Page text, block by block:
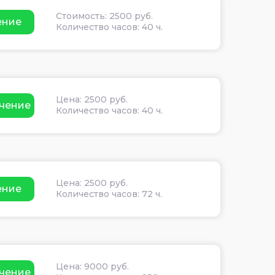
Стоимость: 2500 руб.
Количество часов: 40 ч.
Цена: 2500 руб.
Количество часов: 40 ч.
Цена: 2500 руб.
Количество часов: 72 ч.
Цена: 9000 руб.